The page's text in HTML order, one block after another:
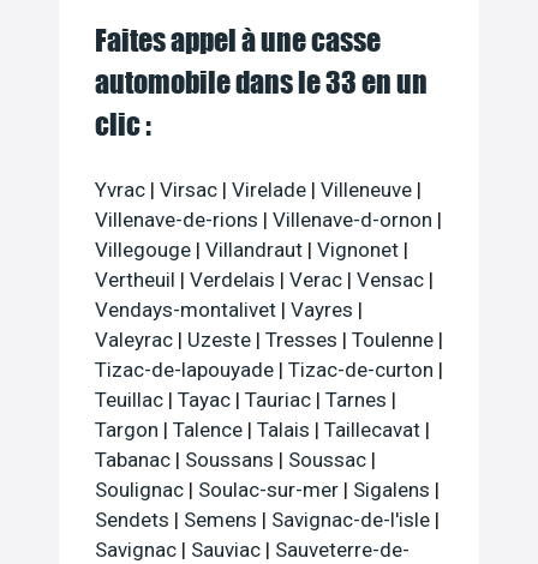
Faites appel à une casse
automobile dans le 33 en un
clic :
Yvrac | Virsac | Virelade | Villeneuve |
Villenave-de-rions | Villenave-d-ornon |
Villegouge | Villandraut | Vignonet |
Vertheuil | Verdelais | Verac | Vensac |
Vendays-montalivet | Vayres |
Valeyrac | Uzeste | Tresses | Toulenne |
Tizac-de-lapouyade | Tizac-de-curton |
Teuillac | Tayac | Tauriac | Tarnes |
Targon | Talence | Talais | Taillecavat |
Tabanac | Soussans | Soussac |
Soulignac | Soulac-sur-mer | Sigalens |
Sendets | Semens | Savignac-de-l'isle |
Savignac | Sauviac | Sauveterre-de-